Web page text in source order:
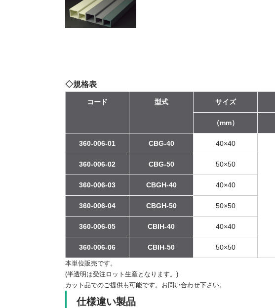
◇規格表
コード 型式 サイズ
（mm）
360-006-01 CBG-40 40×40
360-006-02
CBG-50 50×50
360-006-03 CBGH-40
40×40
360-006-04
CBGH-50 50×50
360-006-05 CBIH-40
40×40
360-006-06
CBIH-50 50×50
本単位販売です。
(半透明は受注ロット生産となります。)
カット品でのご提供も可能です。お問い合わせ下さい。
仕様違い製品